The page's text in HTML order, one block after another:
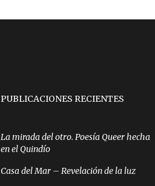
PUBLICACIONES RECIENTES
La mirada del otro. Poesía Queer hecha
en el Quindío
Casa del Mar – Revelación de la luz